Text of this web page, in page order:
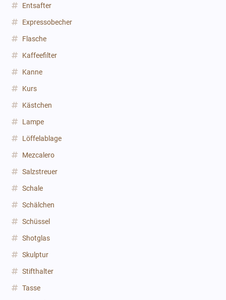
Entsafter
Expressobecher
Flasche
Kaffeefilter
Kanne
Kurs
Kästchen
Lampe
Löffelablage
Mezcalero
Salzstreuer
Schale
Schälchen
Schüssel
Shotglas
Skulptur
Stifthalter
Tasse